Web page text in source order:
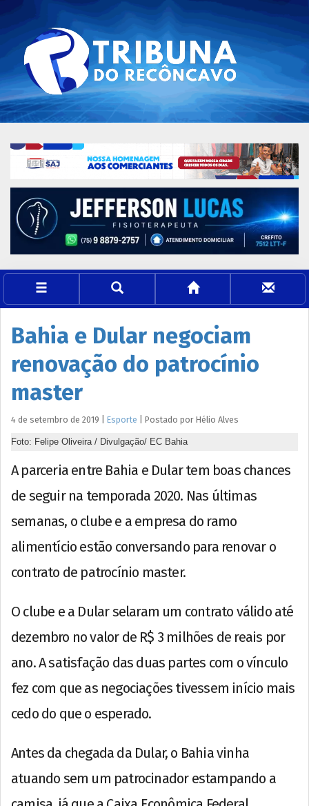
Bahia e Dular negociam
renovação do patrocínio
master
4 de setembro de 2019 Esporte Postado por Hélio Alves
Foto: Felipe Oliveira / Divulgação/ EC Bahia
A parceria entre Bahia e Dular tem boas chances
de seguir na temporada 2020. Nas últimas
semanas, o clube e a empresa do ramo
alimentício estão conversando para renovar o
contrato de patrocínio master.
O clube e a Dular selaram um contrato válido até
dezembro no valor de R$ 3 milhões de reais por
ano. A satisfação das duas partes com o vínculo
fez com que as negociações tivessem início mais
cedo do que o esperado.
Antes da chegada da Dular, o Bahia vinha
atuando sem um patrocinador estampando a